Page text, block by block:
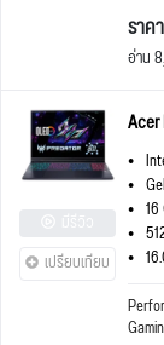
ราคา
อ่าน
เปรียบเทียบ